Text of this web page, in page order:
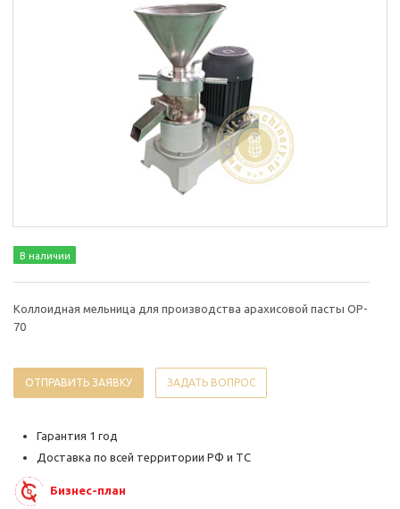
В наличии
Коллоидная мельница для производства арахисовой пасты OP-
70
ОТПРАВИТЬ ЗАЯВКУ ЗАДАТЬ ВОПРОС
Гарантия 1 год
Доставка по всей территории РФ и ТС
Бизнес-план